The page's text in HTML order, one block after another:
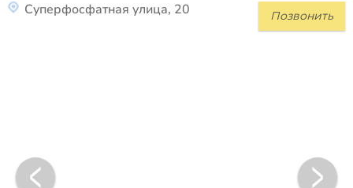
Позвонить
Суперфосфатная улица, 20